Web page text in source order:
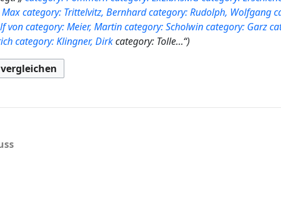
category: Trittelvitz, Bernhard category: Rudolph, Wolfgang
von category: Meier, Martin category: Scholwin category: Garz
category: Klingner, Dirkcategory: Tolle…“